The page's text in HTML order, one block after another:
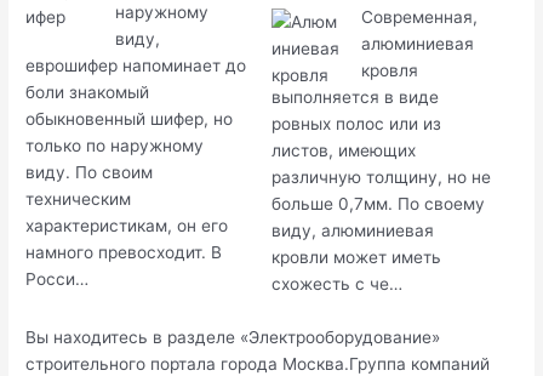
наружному
виду,
еврошифер напоминает до
боли знакомый
обыкновенный шифер, но
только по наружному
виду. По своим
техническим
характеристикам, он его
намного превосходит. В
Росси…
Современная,
алюминиевая
кровля
выполняется в виде
ровных полос или из
листов, имеющих
различную толщину, но не
больше 0,7мм. По своему
виду, алюминиевая
кровли может иметь
схожесть с че…
Вы находитесь в разделе «Электрооборудование»
строительного портала города Москва.Группа компаний